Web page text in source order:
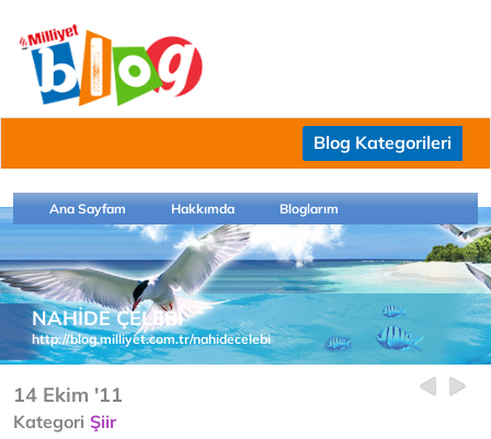
Blog Kategorileri
Ana Sayfam Hakkımda Bloglarım
NAHİDE ÇELEBİ
http://blog.milliyet.com.tr/nahidecelebi
14 Ekim '11
Kategori Şiir